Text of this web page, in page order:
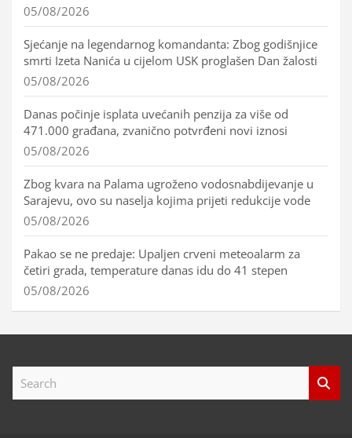
05/08/2026
Sjećanje na legendarnog komandanta: Zbog godišnjice
smrti Izeta Nanića u cijelom USK proglašen Dan žalosti
05/08/2026
Danas počinje isplata uvećanih penzija za više od
471.000 građana, zvanično potvrđeni novi iznosi
05/08/2026
Zbog kvara na Palama ugroženo vodosnabdijevanje u
Sarajevu, ovo su naselja kojima prijeti redukcije vode
05/08/2026
Pakao se ne predaje: Upaljen crveni meteoalarm za
četiri grada, temperature danas idu do 41 stepen
05/08/2026